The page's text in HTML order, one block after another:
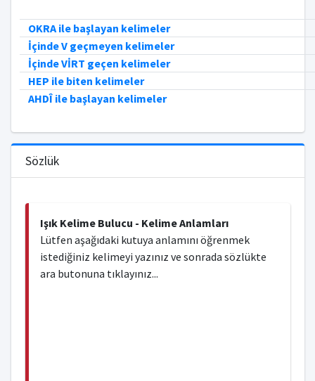
OKRA ile başlayan kelimeler
İçinde V geçmeyen kelimeler
İçinde VİRT geçen kelimeler
HEP ile biten kelimeler
AHDÎ ile başlayan kelimeler
Sözlük
Işık Kelime Bulucu - Kelime Anlamları
Lütfen aşağıdaki kutuya anlamını öğrenmek
istediğiniz kelimeyi yazınız ve sonrada sözlükte
ara butonuna tıklayınız...